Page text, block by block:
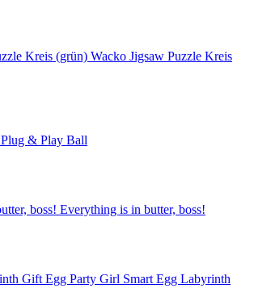
Wacko Jigsaw Puzzle Kreis
Plug & Play Ball
Everything is in butter, boss!
Smart Egg Labyrinth